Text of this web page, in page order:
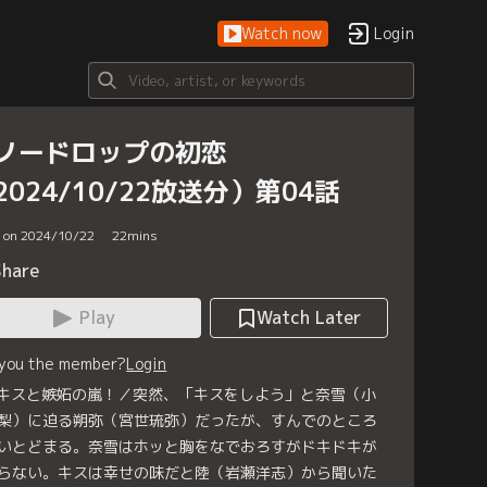
Watch now Login
ードロップの初恋
10/22放送分）第04話
2024/10/22 22mins
Play
Watch Later
the member?Login
スと嫉妬の嵐！／突然、「キスをしよう」と奈雪（小
）に迫る朔弥（宮世琉弥）だったが、すんでのところ
とどまる。奈雪はホッと胸をなでおろすがドキドキが
ない。キスは幸せの味だと陸（岩瀬洋志）から聞いた